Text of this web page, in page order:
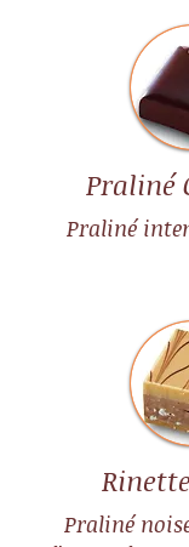
Praliné
Praliné
Praliné